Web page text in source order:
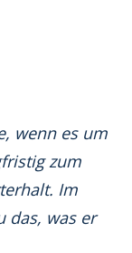
wenn es um
zum
Im
das, was er